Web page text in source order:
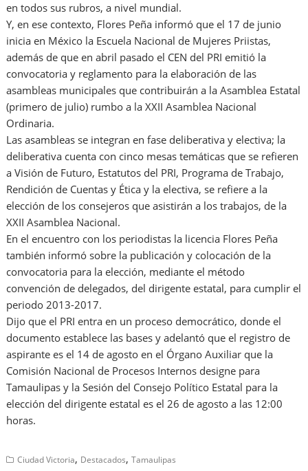
en todos sus rubros, a nivel mundial.
Y, en ese contexto, Flores Peña informó que el 17 de junio
inicia en México la Escuela Nacional de Mujeres Priistas,
además de que en abril pasado el CEN del PRI emitió la
convocatoria y reglamento para la elaboración de las
asambleas municipales que contribuirán a la Asamblea Estatal
(primero de julio) rumbo a la XXII Asamblea Nacional
Ordinaria.
Las asambleas se integran en fase deliberativa y electiva; la
deliberativa cuenta con cinco mesas temáticas que se refieren
a Visión de Futuro, Estatutos del PRI, Programa de Trabajo,
Rendición de Cuentas y Ética y la electiva, se refiere a la
elección de los consejeros que asistirán a los trabajos, de la
XXII Asamblea Nacional.
En el encuentro con los periodistas la licencia Flores Peña
también informó sobre la publicación y colocación de la
convocatoria para la elección, mediante el método
convención de delegados, del dirigente estatal, para cumplir el
periodo 2013-2017.
Dijo que el PRI entra en un proceso democrático, donde el
documento establece las bases y adelantó que el registro de
aspirante es el 14 de agosto en el Órgano Auxiliar que la
Comisión Nacional de Procesos Internos designe para
Tamaulipas y la Sesión del Consejo Político Estatal para la
elección del dirigente estatal es el 26 de agosto a las 12:00
horas.​
Ciudad Victoria, Destacados,Tamaulipas